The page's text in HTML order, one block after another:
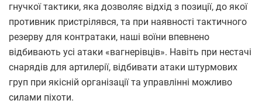
гнучкої тактики, яка дозволяє відхід з позиції, до якої
противник пристрілявся, та при наявності тактичного
резерву для контратаки, наші воїни впевнено
відбивають усі атаки «вагнерівців». Навіть при нестачі
снарядів для артилерії, відбивати атаки штурмових
груп при якісній організації та управлінні можливо
силами піхоти.